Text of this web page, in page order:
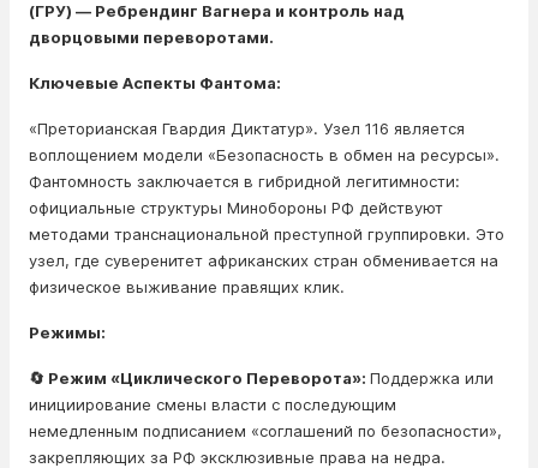
(ГРУ) — Ребрендинг Вагнера и контроль над
дворцовыми переворотами.
Ключевые Аспекты Фантома:
«Преторианская Гвардия Диктатур». Узел 116 является
воплощением модели «Безопасность в обмен на ресурсы».
Фантомность заключается в гибридной легитимности:
официальные структуры Минобороны РФ действуют
методами транснациональной преступной группировки. Это
узел, где суверенитет африканских стран обменивается на
физическое выживание правящих клик.
Режимы:
🔄 Режим «Циклического Переворота»: Поддержка или
инициирование смены власти с последующим
немедленным подписанием «соглашений по безопасности»,
закрепляющих за РФ эксклюзивные права на недра.